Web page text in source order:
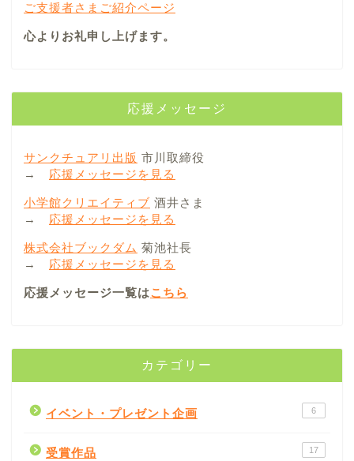
ご支援者さまご紹介ページ
心よりお礼申し上げます。
応援メッセージ
サンクチュアリ出版 市川取締役
→ 応援メッセージを見る
小学館クリエイティブ 酒井さま
→ 応援メッセージを見る
株式会社ブックダム 菊池社長
→ 応援メッセージを見る
応援メッセージ一覧はこちら
カテゴリー
イベント・プレゼント企画 6
受賞作品 17